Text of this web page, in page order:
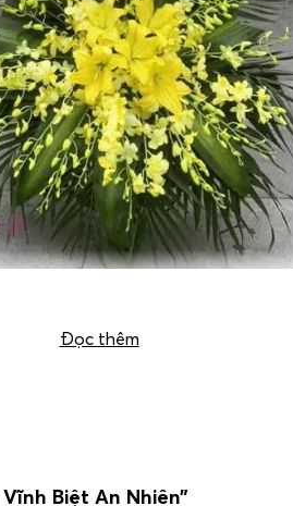
Đọc thêm
Biệt An Nhiên”